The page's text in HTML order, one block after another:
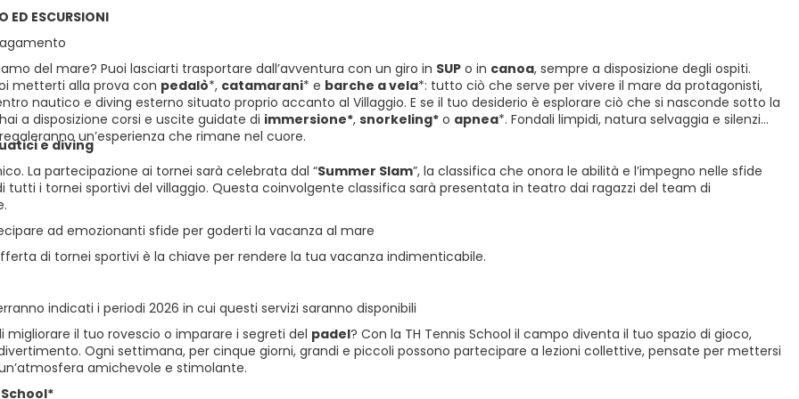
migliorare il tuo rovescio o imparare i segreti del padel? Con la TH Tennis School il campo diventa il tuo spazio di gioco,
Ogni settimana, per cinque giorni, grandi e piccoli possono partecipare a lezioni collettive, pensate per mettersi
amichevole e stimolante.
indicati i periodi 2026 in cui questi servizi saranno disponibili
di tornei sportivi è la chiave per rendere la tua vacanza indimenticabile.
ad emozionanti sfide per goderti la vacanza al mare
La partecipazione ai tornei sarà celebrata dal “Summer Slam”, la classifica che onora le abilità e l’impegno nelle sfide
tutti i tornei sportivi del villaggio. Questa coinvolgente classifica sarà presentata in teatro dai ragazzi del team di
e diving
del mare? Puoi lasciarti trasportare dall’avventura con un giro in SUP o in canoa, sempre a disposizione degli ospiti.
metterti alla prova con pedalò*, catamarani* e barche a vela*: tutto ciò che serve per vivere il mare da protagonisti,
nautico e diving esterno situato proprio accanto al Villaggio. E se il tuo desiderio è esplorare ciò che si nasconde sotto la
a disposizione corsi e uscite guidate di immersione*, snorkeling* o apnea*. Fondali limpidi, natura selvaggia e silenzi
un’esperienza che rimane nel cuore.
ED ESCURSIONI